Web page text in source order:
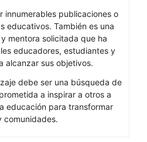
innumerables publicaciones o
educativos. También es una
mentora solicitada que ha
educadores, estudiantes y
alcanzar sus objetivos.
debe ser una búsqueda de
a inspirar a otros a
educación para transformar
comunidades.